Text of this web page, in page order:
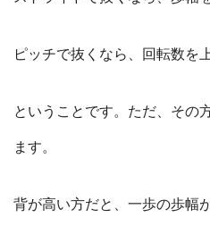
ピッチで抜くなら、回転数を
ということです。ただ、その
ます。
背が高い方だと、一歩の歩幅